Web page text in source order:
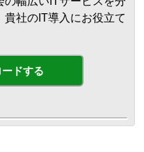
社のIT導入にお役立て
ドする